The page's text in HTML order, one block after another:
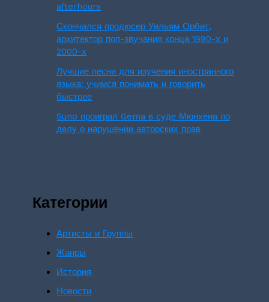
afterhours
Скончался продюсер Уильям Орбит,
архитектор поп-звучания конца 1990-х и
2000-х
Лучшие песни для изучения иностранного
языка: учимся понимать и говорить
быстрее
Suno проиграл Gema в суде Мюнхена по
делу о нарушении авторских прав
Категории
Артисты и Группы
Жанры
История
Новости